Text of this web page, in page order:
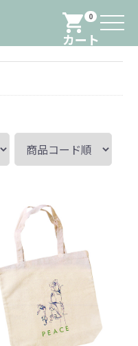
0
カート
Menu